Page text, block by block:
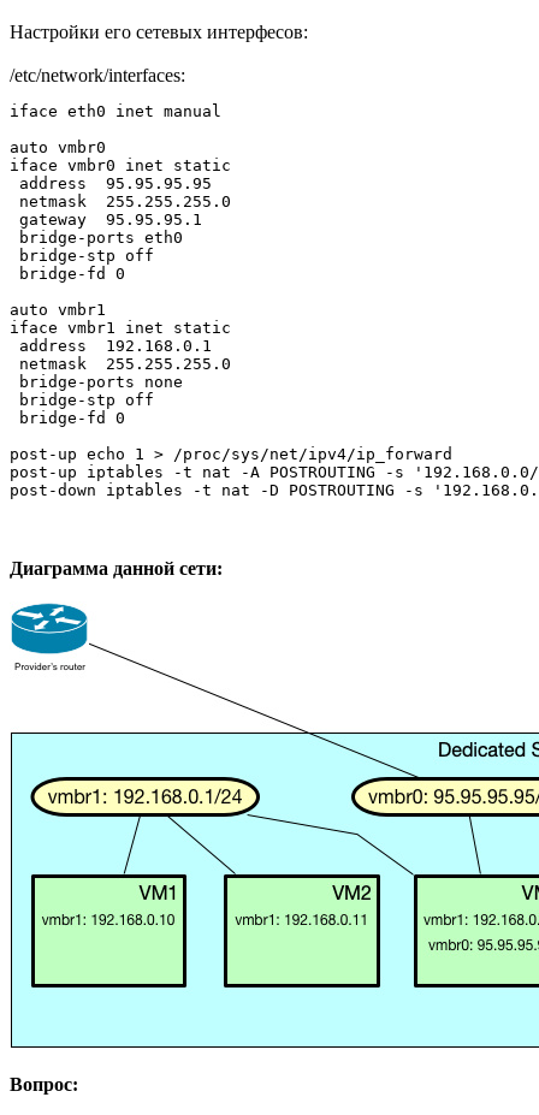
Настройки его сетевых интерфесов:
/etc/network/interfaces:
iface eth0 inet manual
auto vmbr0
iface vmbr0 inet static
address  95.95.95.95
netmask  255.255.255.0
gateway  95.95.95.1
bridge-ports eth0
bridge-stp off
bridge-fd 0
auto vmbr1
iface vmbr1 inet static
address  192.168.0.1
netmask  255.255.255.0
bridge-ports none
bridge-stp off
bridge-fd 0
post-up echo 1 > /proc/sys/net/ipv4/ip_forward
post-up iptables -t nat -A POSTROUTING -s '192.168.0.0/
post-down iptables -t nat -D POSTROUTING -s
Диаграмма данной сети:
Вопрос: